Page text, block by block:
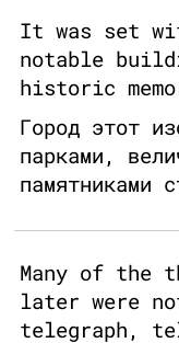
It was set
notable
historic
Город этот
парками,
памятниками
Many of the
later were
telegraph,